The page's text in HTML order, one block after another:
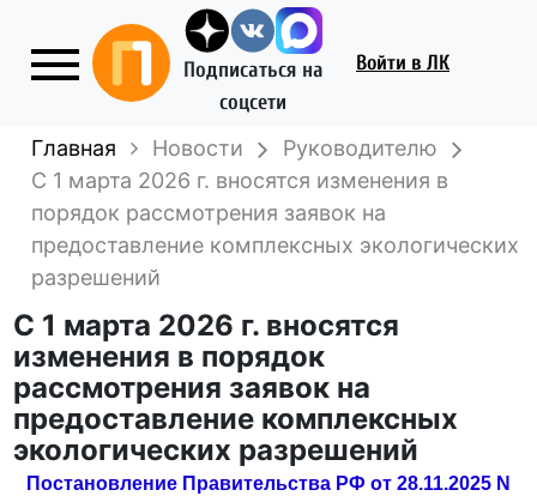
Подписаться на
соцсети
Войти в ЛК
Главная Новости
Руководителю
С 1 марта 2026 г. вносятся изменения в
порядок рассмотрения заявок на
предоставление комплексных экологических
разрешений
С 1 марта 2026 г. вносятся
изменения в порядок
рассмотрения заявок на
предоставление комплексных
экологических разрешений
Постановление Правительства РФ от 28.11.2025 N